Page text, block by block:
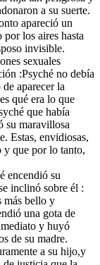
a su suerte.
apareció un
los aires hasta
invisible.
sexuales
:Psyché no debía
aparecer la
qué era lo que
que había
su maravillosa
Estas, envidiosas,
y que por lo tanto,
encendió su
inclinó sobre él :
más bello y
una gota de
y huyó
de su madre.
a su hijo,y